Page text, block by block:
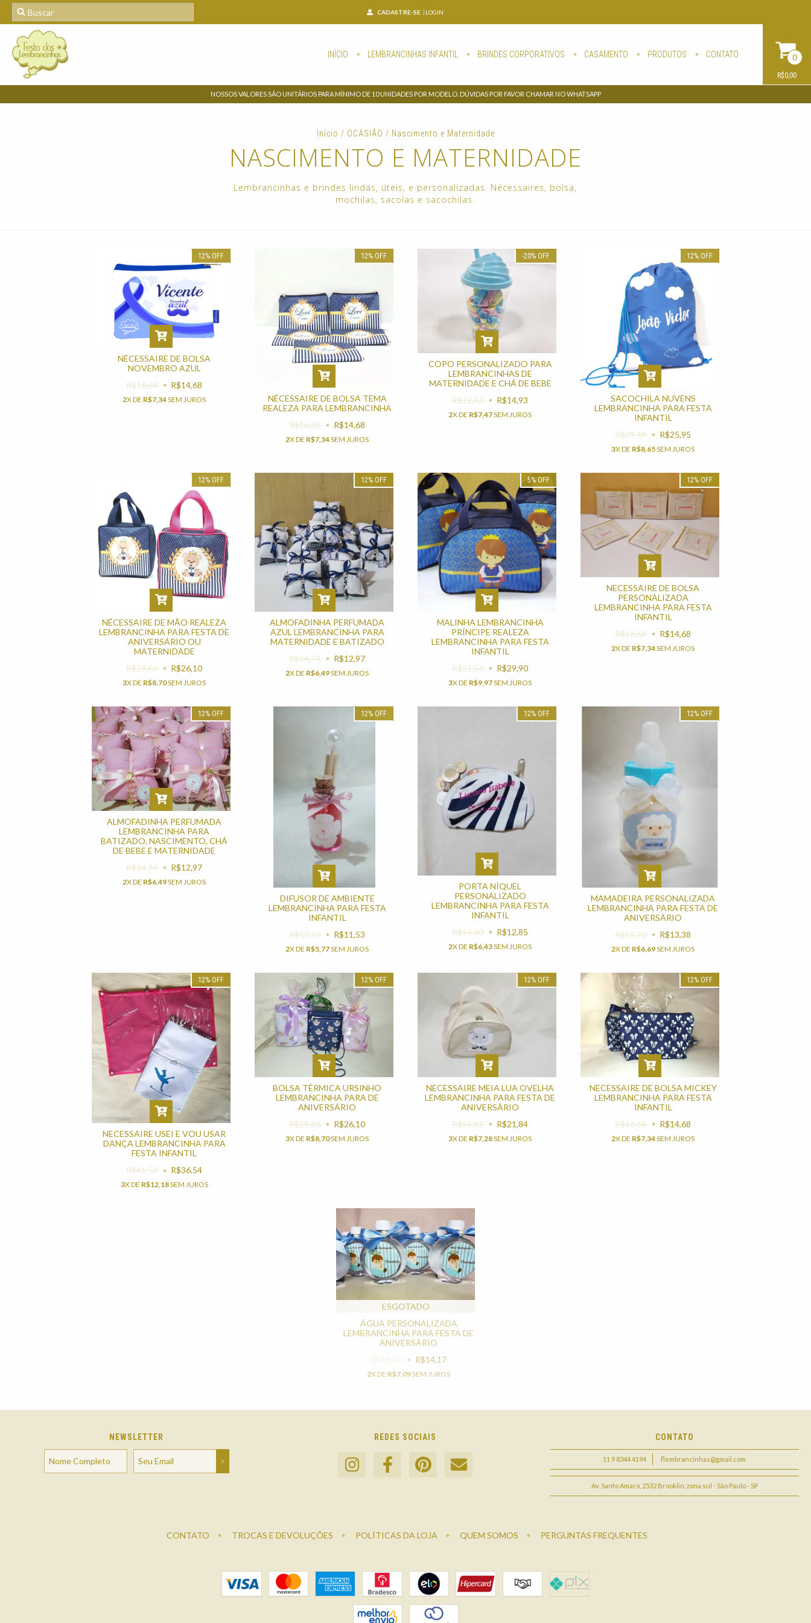
CADASTRE-SE LOGIN
INÍCIO LEMBRANCINHAS INFANTIL BRINDES CORPORATIVOS CASAMENTO PRODUTOS CONTATO 0
R$0,00
NOSSOS VALORES SÃO UNITÁRIOS PARA MÍNIMO DE 10 UNIDADES POR MODELO. DÚVIDAS POR FAVOR CHAMAR NO WHATSAPP
Início / OCASIÃO / Nascimento e Maternidade
NASCIMENTO E MATERNIDADE
Lembrancinhas e brindes lindas, úteis, e personalizadas. Nécessaires, bolsa,
mochilas, sacolas e sacochilas.
12% OFF
NÉCESSAIRE DE BOLSA
NOVEMBRO AZUL
R$16,68
R$14,68
2X DE R$7,34SEM JUROS
12% OFF
NÉCESSAIRE DE BOLSA TEMA
REALEZA PARA LEMBRANCINHA
R$16,68
R$14,68
2X DE R$7,34SEM JUROS
-20% OFF
COPO PERSONALIZADO PARA
LEMBRANCINHAS DE
MATERNIDADE E CHÁ DE BEBE
R$12,42
R$14,93
2X DE R$7,47SEM JUROS
12% OFF
SACOCHILA NUVENS
LEMBRANCINHA PARA FESTA
INFANTIL
R$29,49
R$25,95
3X DE R$8,65SEM JUROS
12% OFF
NÉCESSAIRE DE MÃO REALEZA
LEMBRANCINHA PARA FESTA DE
ANIVERSÁRIO OU
MATERNIDADE
R$29,66
R$26,10
3X DE R$8,70SEM JUROS
12% OFF
ALMOFADINHA PERFUMADA
AZUL LEMBRANCINHA PARA
MATERNIDADE E BATIZADO
R$14,74
R$12,97
2X DE R$6,49SEM JUROS
5% OFF
MALINHA LEMBRANCINHA
PRÍNCIPE REALEZA
LEMBRANCINHA PARA FESTA
INFANTIL
R$31,56
R$29,90
3X DE R$9,97SEM JUROS
12% OFF
NECESSAIRE DE BOLSA
PERSONALIZADA
LEMBRANCINHA PARA FESTA
INFANTIL
R$16,68
R$14,68
2X DE R$7,34SEM JUROS
12% OFF
ALMOFADINHA PERFUMADA
LEMBRANCINHA PARA
BATIZADO, NASCIMENTO, CHÁ
DE BEBE E MATERNIDADE
R$14,74
R$12,97
2X DE R$6,49SEM JUROS
12% OFF
DIFUSOR DE AMBIENTE
LEMBRANCINHA PARA FESTA
INFANTIL
R$13,10
R$11,53
2X DE R$5,77SEM JUROS
12% OFF
PORTA NÍQUEL
PERSONALIZADO
LEMBRANCINHA PARA FESTA
INFANTIL
R$14,60
R$12,85
2X DE R$6,43SEM JUROS
12% OFF
MAMADEIRA PERSONALIZADA
LEMBRANCINHA PARA FESTA DE
ANIVERSÁRIO
R$15,20
R$13,38
2X DE R$6,69SEM JUROS
12% OFF
NECESSAIRE USEI E VOU USAR
DANÇA LEMBRANCINHA PARA
FESTA INFANTIL
R$41,52
R$36,54
3X DE R$12,18SEM JUROS
12% OFF
BOLSA TÉRMICA URSINHO
LEMBRANCINHA PARA DE
ANIVERSÁRIO
R$29,66
R$26,10
3X DE R$8,70SEM JUROS
12% OFF
NECESSAIRE MEIA LUA OVELHA
LEMBRANCINHA PARA FESTA DE
ANIVERSÁRIO
R$24,82
R$21,84
3X DE R$7,28SEM JUROS
12% OFF
NECESSAIRE DE BOLSA MICKEY
LEMBRANCINHA PARA FESTA
INFANTIL
R$16,68
R$14,68
2X DE R$7,34SEM JUROS
ESGOTADO
ÁGUA PERSONALIZADA
LEMBRANCINHA PARA FESTA DE
ANIVERSÁRIO
R$16,10
R$14,17
2X DE R$7,09 SEM JUROS
NEWSLETTER REDES SOCIAIS CONTATO
11 9 8344 4194 flembrancinhas@gmail.com
Av. Santo Amaro, 2532 Brooklin, zona sul - São Paulo - SP
CONTATO TROCAS E DEVOLUÇÕES POLÍTICAS DA LOJA QUEM SOMOS PERGUNTAS FREQUENTES